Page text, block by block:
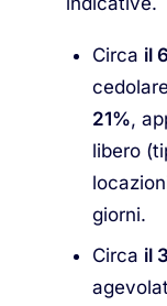
Circa il
21%,
libero
giorni.
Circa il